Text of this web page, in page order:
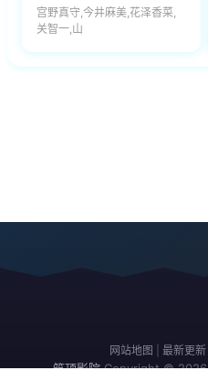
宫野真守,今井麻美,花泽香菜,
关智一,山
网站地图 最新更新
筑顶影院 Copyright © 2026